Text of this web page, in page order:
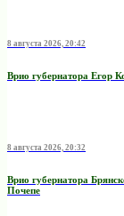
8 августа 2026, 20:42
Врио губернатора Егор
8 августа 2026, 20:32
Врио губернатора
Почепе